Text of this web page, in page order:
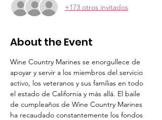
+173 otros invitados
About the Event
Wine Country Marines se enorgullece de
apoyar y servir a los miembros del servicio
activo, los veteranos y sus familias en todo
el estado de California y más allá. El baile
de cumpleaños de Wine Country Marines
ha recaudado constantemente los fondos